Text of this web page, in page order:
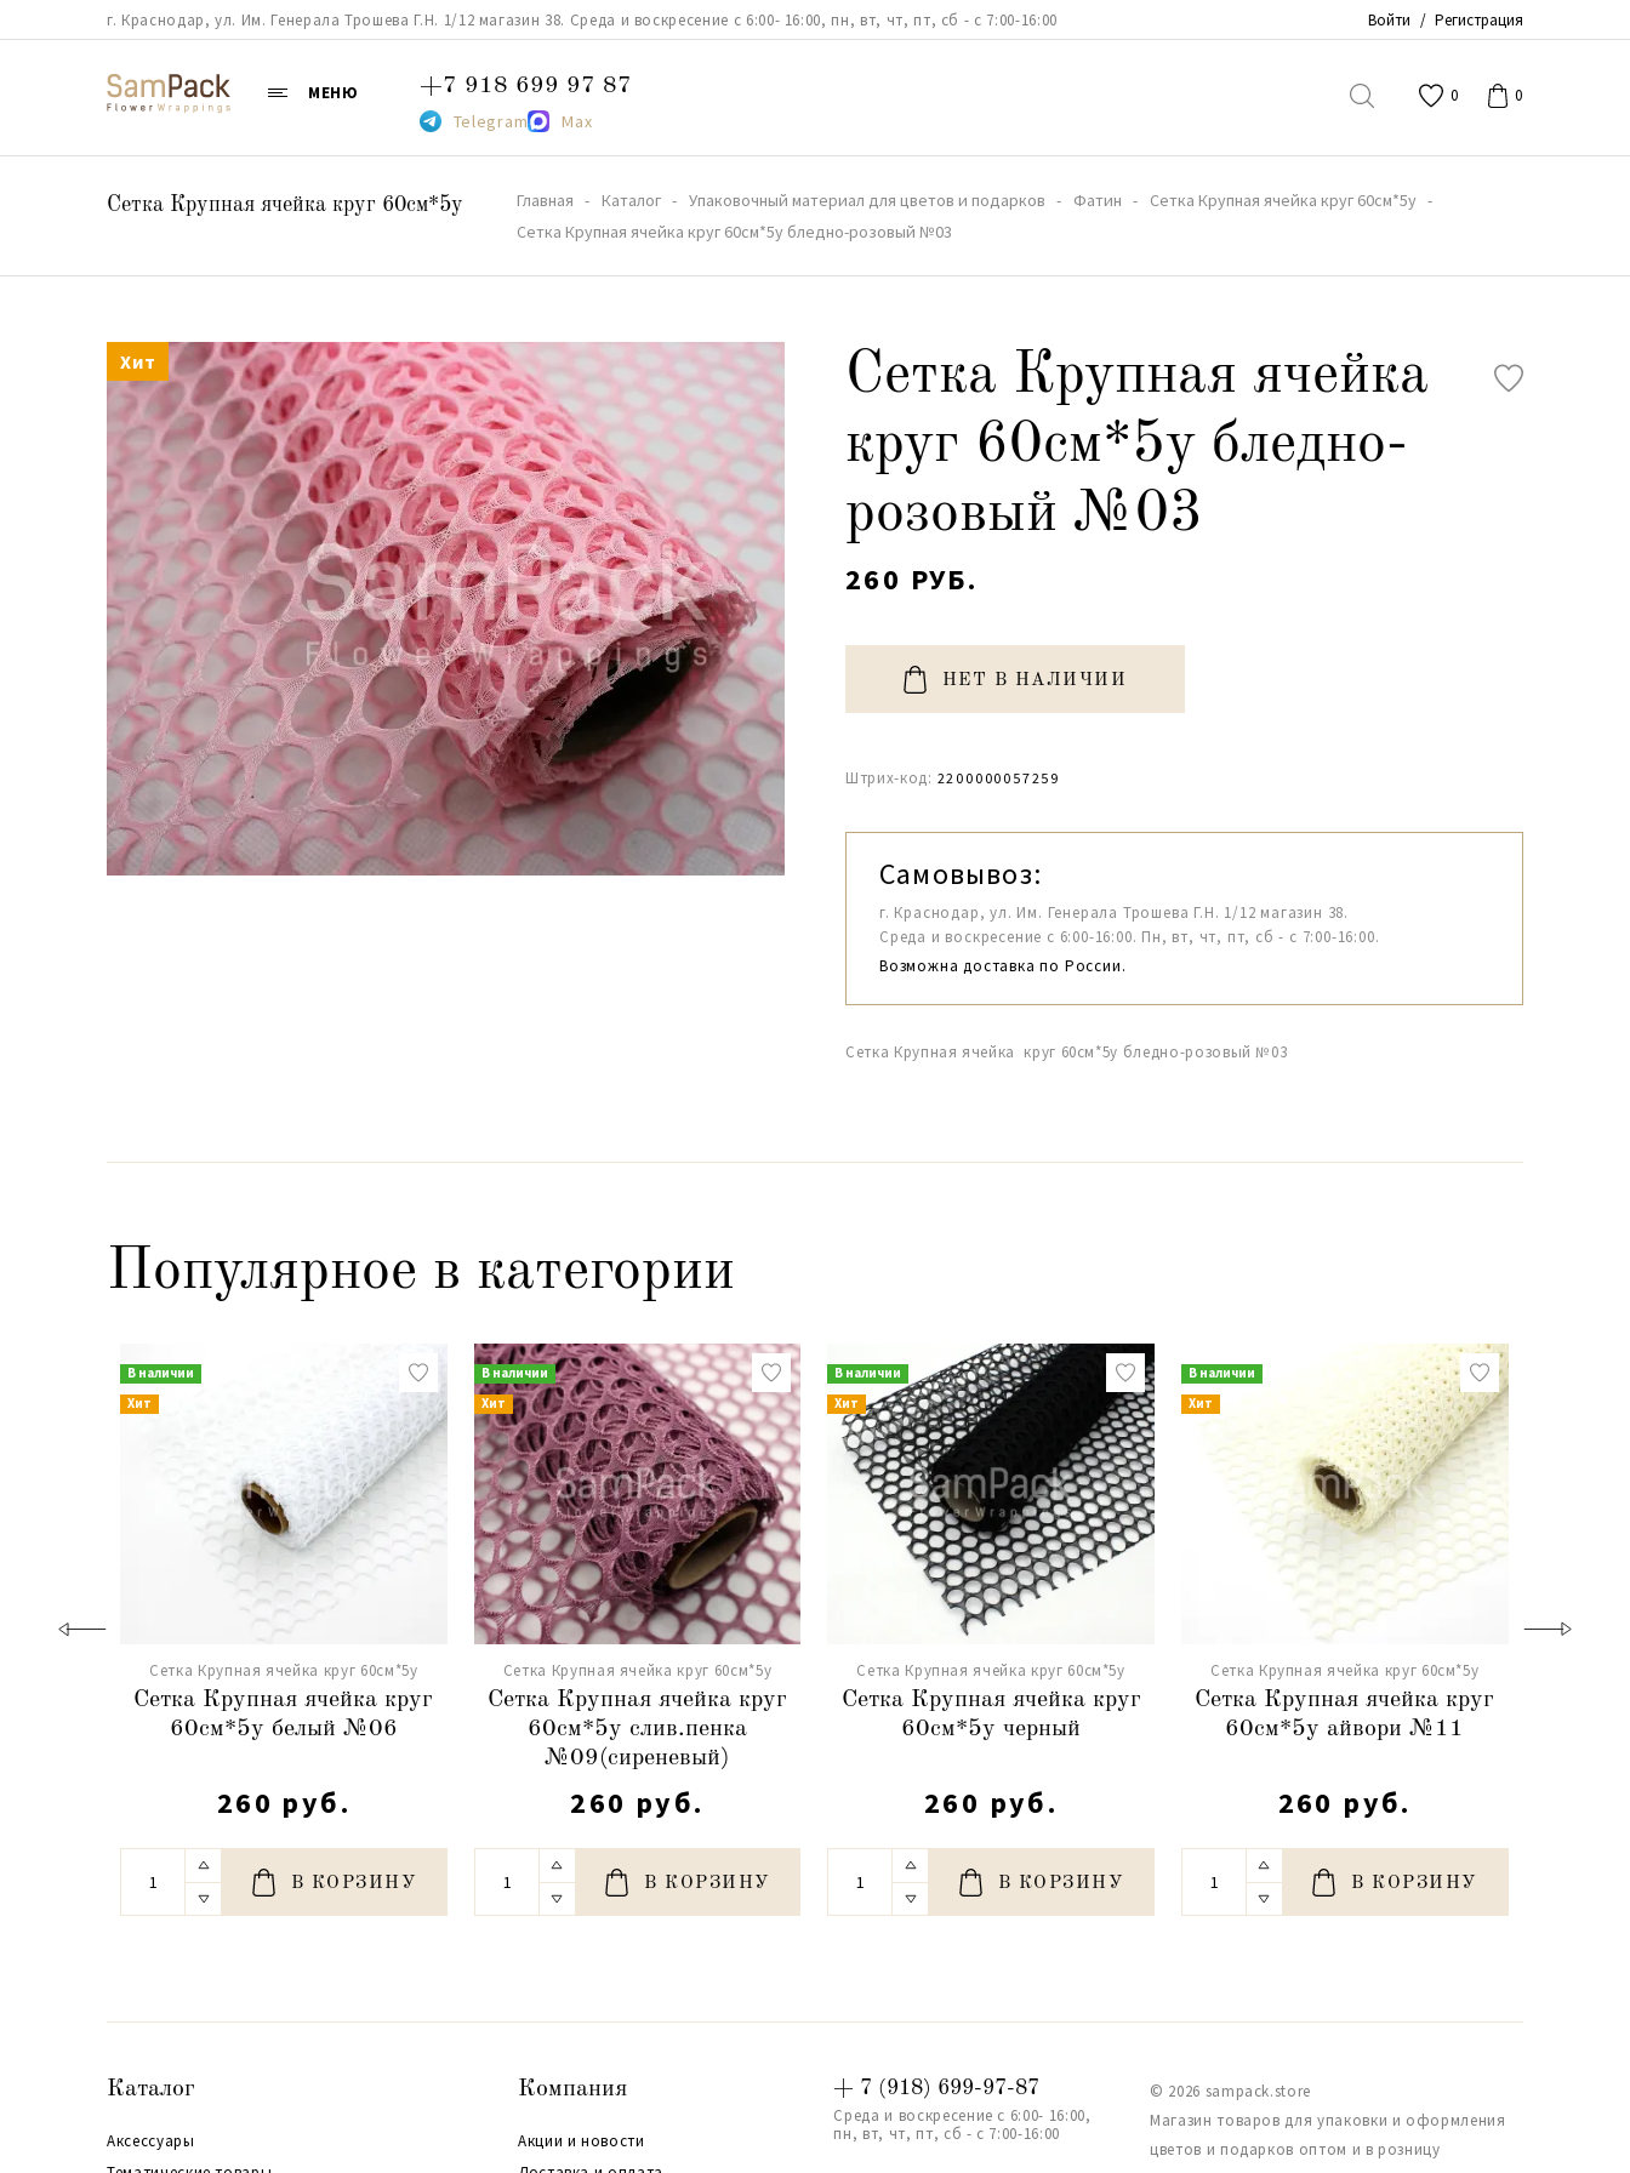
г. Краснодар, ул. Им. Генерала Трошева Г.Н. 1/12 магазин 38. Среда и воскресение с 6:00- 16:00, пн, вт, чт, пт, сб - с 7:00-16:00 Войти / Регистрация
МЕНЮ +7 918 699 97 87
Telegram Max
0 0
Сетка Крупная ячейка круг 60см*5y Главная Каталог Упаковочный материал для цветов и подарков Фатин
Сетка Крупная ячейка круг 60см*5y
Сетка Крупная ячейка круг 60см*5y бледно-розовый №03
Хит
Сетка Крупная ячейка
круг 60см*5y бледно-
розовый №03
260 РУБ.
НЕТ В НАЛИЧИИ
Штрих-код: 2200000057259
Самовывоз:
г. Краснодар, ул. Им. Генерала Трошева Г.Н. 1/12 магазин 38.
Среда и воскресение с 6:00-16:00. Пн, вт, чт, пт, сб - с 7:00-16:00.
Возможна доставка по России.
Сетка Крупная ячейка круг 60см*5y бледно-розовый №03
Популярное в категории
В наличии
Хит
Сетка Крупная ячейка круг 60см*5y
Сетка Крупная ячейка круг
60см*5y белый №06
260 руб.
В КОРЗИНУ
В наличии
Хит
Сетка Крупная ячейка круг 60см*5y
Сетка Крупная ячейка круг
60см*5y слив.пенка
№09(сиреневый)
260 руб.
В КОРЗИНУ
В наличии
Хит
Сетка Крупная ячейка круг 60см*5y
Сетка Крупная ячейка круг
60см*5y черный
260 руб.
В КОРЗИНУ
В наличии
Хит
Сетка Крупная ячейка круг 60см*5y
Сетка Крупная ячейка круг
60см*5y айвори №11
260 руб.
В КОРЗИНУ
Каталог
Аксессуары
Компания
Акции и новости
+ 7 (918) 699-97-87
Среда и воскресение с 6:00- 16:00,
пн, вт, чт, пт, сб - с 7:00-16:00
© 2026 sampack.store
Магазин товаров для упаковки и оформления
цветов и подарков оптом и в розницу